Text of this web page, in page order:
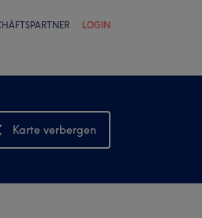
LOGIN
Karte verbergen
Karte anzeigen